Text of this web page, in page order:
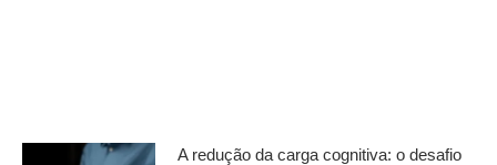
A redução da carga cognitiva: o desafio